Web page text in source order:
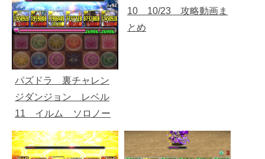
パズドラ 裏チャレン
ジダンジョン レベル
11 イルム ソロノー
コン
10 10/23 攻略動画ま
とめ